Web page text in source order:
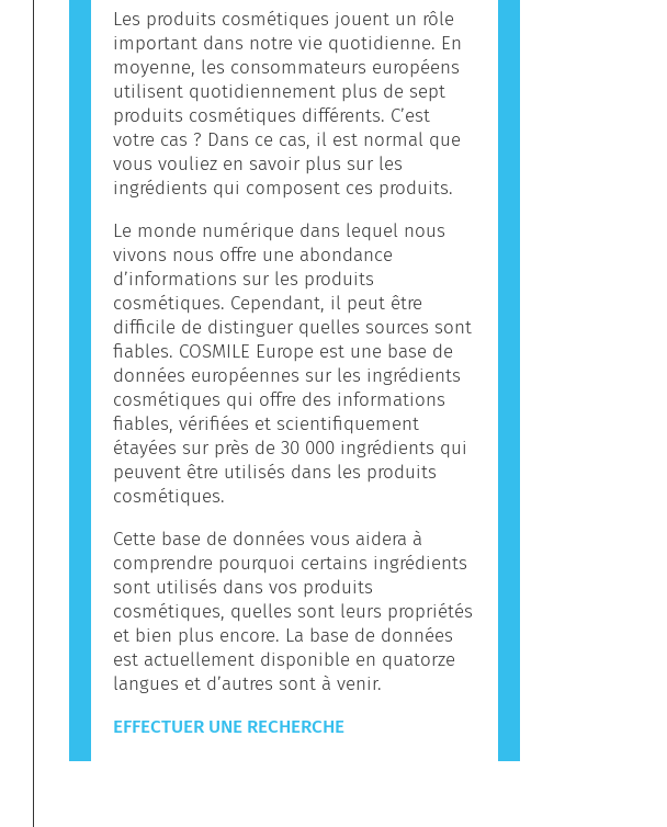
contenir des ingrédients qui peuvent être des
allergènes pour certaines personnes. Cela ne
signifie pas que le produit n’est pas sûr pour
les autres.
Les produits cosmétiques jouent un rôle
important dans notre vie quotidienne. En
moyenne, les consommateurs européens
utilisent quotidiennement plus de sept
produits cosmétiques différents. C’est
votre cas ? Dans ce cas, il est normal que
vous vouliez en savoir plus sur les
ingrédients qui composent ces produits.
Le monde numérique dans lequel nous
vivons nous offre une abondance
d’informations sur les produits
cosmétiques. Cependant, il peut être
difficile de distinguer quelles sources sont
fiables. COSMILE Europe est une base de
données européennes sur les ingrédients
cosmétiques qui offre des informations
fiables, vérifiées et scientifiquement
étayées sur près de 30 000 ingrédients qui
peuvent être utilisés dans les produits
cosmétiques.
Cette base de données vous aidera à
comprendre pourquoi certains ingrédients
sont utilisés dans vos produits
cosmétiques, quelles sont leurs propriétés
et bien plus encore. La base de données
est actuellement disponible en quatorze
langues et d’autres sont à venir.
EFFECTUER UNE RECHERCHE